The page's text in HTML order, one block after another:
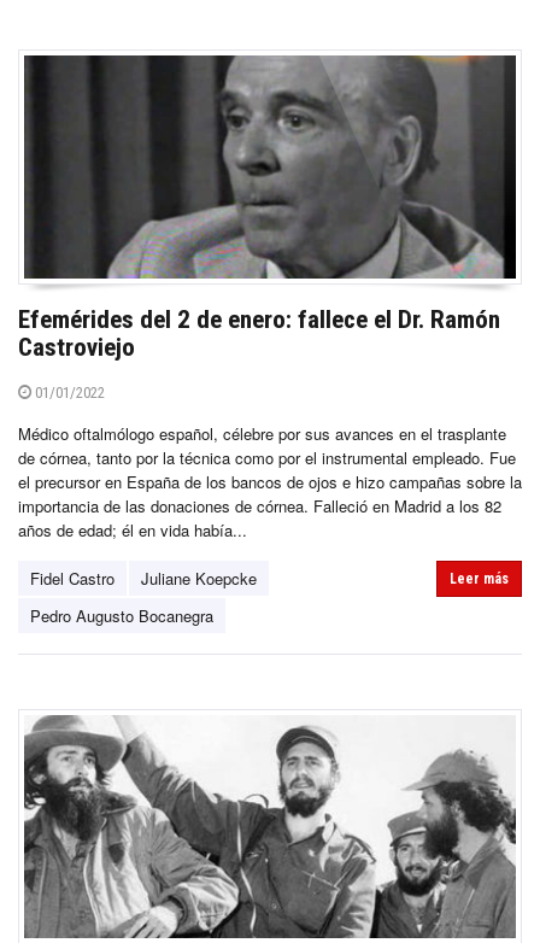
Efemérides del 2 de enero: fallece el Dr. Ramón
Castroviejo
01/01/2022
Médico oftalmólogo español, célebre por sus avances en el trasplante
de córnea, tanto por la técnica como por el instrumental empleado. Fue
el precursor en España de los bancos de ojos e hizo campañas sobre la
importancia de las donaciones de córnea. Falleció en Madrid a los 82
años de edad; él en vida había...
Fidel Castro
Juliane Koepcke
Pedro Augusto Bocanegra
Leer más